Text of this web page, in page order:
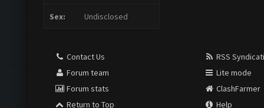
Sex: Undisclosed
Contact Us
Forum team
Forum stats
Return to Top
RSS
Lite mode
ClashFarmer
Help